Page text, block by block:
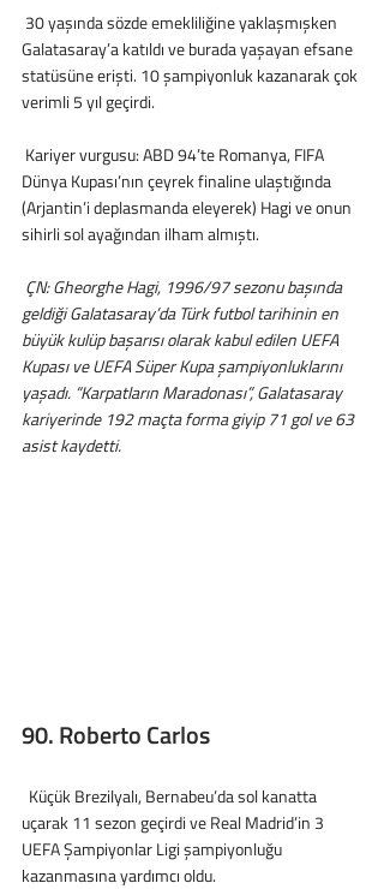
Galatasaray’a katıldı ve burada yaşayan efsane
statüsüne erişti. 10 şampiyonluk kazanarak çok
verimli 5 yıl geçirdi.
Dünya Kupası’nın çeyrek finaline ulaştığında
(Arjantin’i deplasmanda eleyerek) Hagi ve onun
sihirli sol ayağından ilham almıştı.
geldiği Galatasaray’da Türk futbol tarihinin en
büyük kulüp başarısı olarak kabul edilen UEFA
Kupası ve UEFA Süper Kupa şampiyonluklarını
yaşadı. “Karpatların Maradonası”, Galatasaray
kariyerinde 192 maçta forma giyip 71 gol ve 63
asist kaydetti.
90. Roberto Carlos
uçarak 11 sezon geçirdi ve Real Madrid’in 3
UEFA Şampiyonlar Ligi şampiyonluğu
kazanmasına yardımcı oldu.